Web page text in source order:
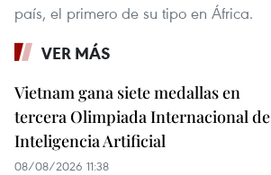
país, el primero de su tipo en África.
VER MÁS
Vietnam gana siete medallas en
tercera Olimpiada Internacional de
Inteligencia Artificial
08/08/2026 11:38